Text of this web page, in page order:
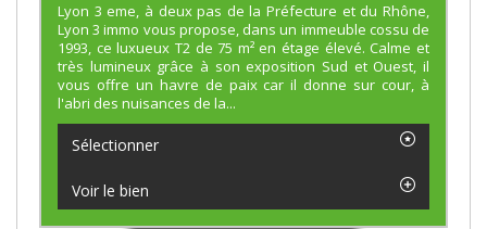
Lyon 3 eme, à deux pas de la Préfecture et du Rhône,
Lyon 3 immo vous propose, dans un immeuble cossu de
1993, ce luxueux T2 de 75 m² en étage élevé. Calme et
très lumineux grâce à son exposition Sud et Ouest, il
vous offre un havre de paix car il donne sur cour, à
l'abri des nuisances de la...
Sélectionner
Voir le bien